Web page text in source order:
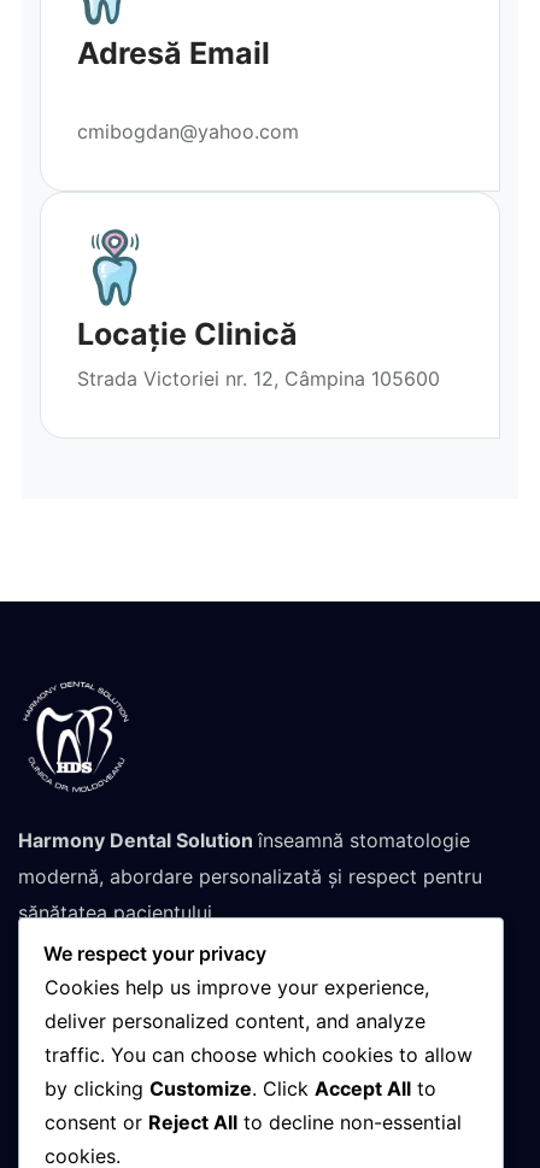
Adresă Email
cmibogdan@yahoo.com
Locație Clinică
Strada Victoriei nr. 12, Câmpina 105600
Harmony Dental Solutionînseamnă stomatologie
modernă, abordare personalizată și respect pentru
sănătatea pacientului.
Contactează-ne pentru
programare
+(40)748-032-152
We respect your privacy
Cookies help us improve your experience,
deliver personalized content, and analyze
traffic. You can choose which cookies to allow
by clicking Customize. Click Accept All to
consent or Reject All to decline non-essential
cookies.